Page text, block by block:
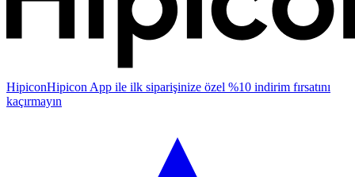
HipiconHipicon App ile ilk siparişinize özel %10 indirim fırsatını
kaçırmayın